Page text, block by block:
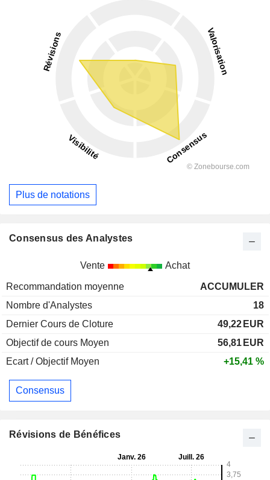
Plus de notations
Consensus des Analystes
Vente Achat
Recommandation moyenne
ACCUMULER
Nombre d'Analystes
18
Dernier Cours de Cloture
49,22 EUR
Objectif de cours Moyen
56,81 EUR
Ecart / Objectif Moyen
+15,41 %
Consensus
Révisions de Bénéfices